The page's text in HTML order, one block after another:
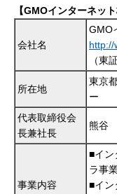
【GMOインターネッ
会社名
GMO
http://
（東
所在地
東京
ー
代表取締役会
長兼社長
熊谷
事業内容
■イン
ラ事業
■イン